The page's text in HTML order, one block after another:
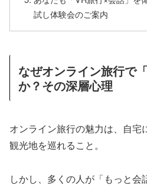
試し体験会のご案内
なぜオンライン旅行で
か？その深層心理
オンライン旅行の魅力は、自宅
観光地を巡れること。
しかし、多くの人が「もっと